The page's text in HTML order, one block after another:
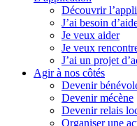
Découvrir
J’ai besoin
Je veux aider
Je veux
J’ai un projet
Agir à nos côtés
Devenir
Devenir mécène
Devenir relais
Organiser une